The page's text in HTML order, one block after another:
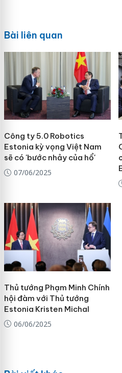
Bài liên quan
Công ty 5.0 Robotics
Estonia kỳ vọng Việt Nam
sẽ có 'bước nhảy của hổ'
07/06/2025
Thủ tướng Phạm Minh Chính
hội đàm với Thủ tướng
Estonia Kristen Michal
06/06/2025